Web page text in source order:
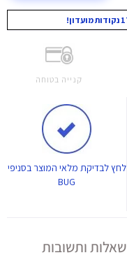
קנייה בטוחה
לחץלבדיקת מלאי המוצר בסניפי
BUG
שאלות ותשובות